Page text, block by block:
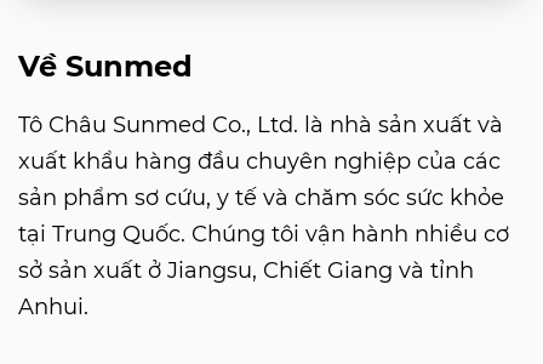
Về Sunmed
Tô Châu Sunmed Co., Ltd. là nhà sản xuất và
xuất khẩu hàng đầu chuyên nghiệp của các
sản phẩm sơ cứu, y tế và chăm sóc sức khỏe
tại Trung Quốc. Chúng tôi vận hành nhiều cơ
sở sản xuất ở Jiangsu, Chiết Giang và tỉnh
Anhui.